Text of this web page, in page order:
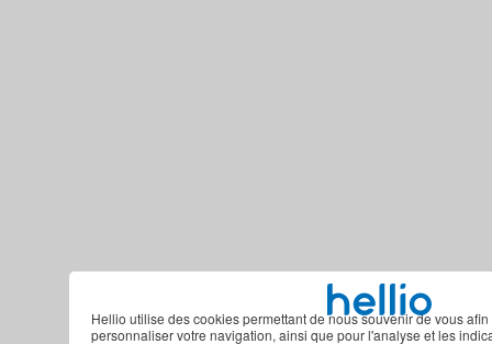
Hellio utilise des cookies permettant de nous souvenir de vous
personnaliser votre navigation, ainsi que pour l'analyse et les